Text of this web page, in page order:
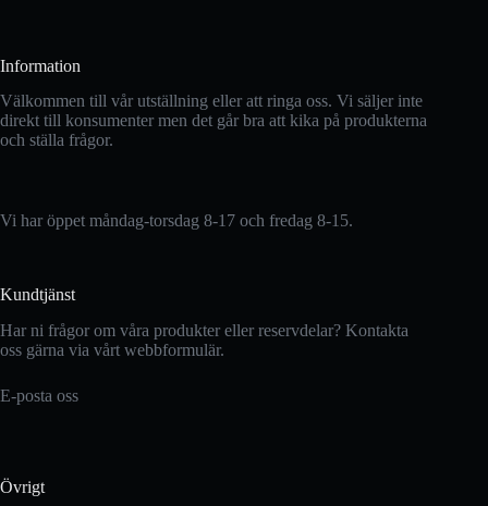
Information
Välkommen till vår utställning eller att ringa oss. Vi säljer inte
direkt till konsumenter men det går bra att kika på produkterna
och ställa frågor.
Vi har öppet måndag-torsdag 8-17 och fredag 8-15.
Kundtjänst
Har ni frågor om våra produkter eller reservdelar? Kontakta
oss gärna via vårt webbformulär.
E-posta oss
Övrigt